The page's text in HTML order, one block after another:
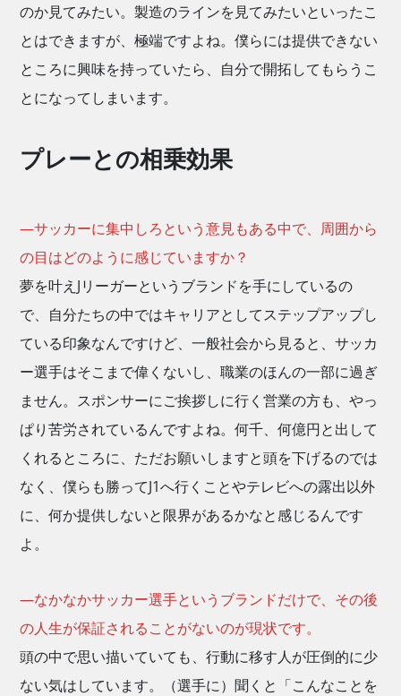
のか見てみたい。製造のラインを見てみたいといったこ
とはできますが、極端ですよね。僕らには提供できない
ところに興味を持っていたら、自分で開拓してもらうこ
とになってしまいます。
プレーとの相乗効果
―サッカーに集中しろという意見もある中で、周囲から
の目はどのように感じていますか？
夢を叶えJリーガーというブランドを手にしているの
で、自分たちの中ではキャリアとしてステップアップし
ている印象なんですけど、一般社会から見ると、サッカ
ー選手はそこまで偉くないし、職業のほんの一部に過ぎ
ません。スポンサーにご挨拶しに行く営業の方も、やっ
ぱり苦労されているんですよね。何千、何億円と出して
くれるところに、ただお願いしますと頭を下げるのでは
なく、僕らも勝ってJ1へ行くことやテレビへの露出以外
に、何か提供しないと限界があるかなと感じるんです
よ。
―なかなかサッカー選手というブランドだけで、その後
の人生が保証されることがないのが現状です。
頭の中で思い描いていても、行動に移す人が圧倒的に少
ない気はしています。（選手に）聞くと「こんなことを